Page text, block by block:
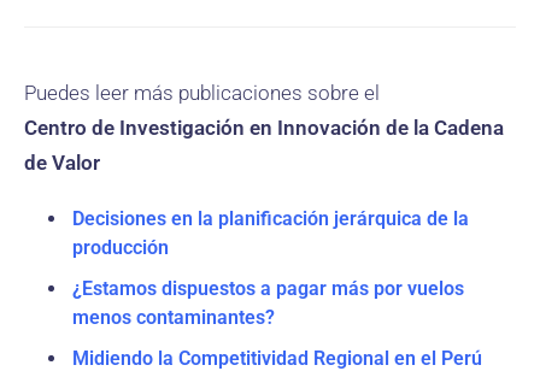
Puedes leer más publicaciones sobre el
Centro de Investigación en Innovación de la Cadena
de Valor
Decisiones en la planificación jerárquica de la
producción
¿Estamos dispuestos a pagar más por vuelos
menos contaminantes?
Midiendo la Competitividad Regional en el Perú